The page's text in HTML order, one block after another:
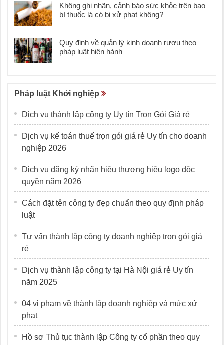
Không ghi nhãn, cảnh báo sức khỏe trên bao
bì thuốc lá có bị xử phạt không?
Quy định về quản lý kinh doanh rượu theo
pháp luật hiện hành
Pháp luật Khởi nghiệp
Dịch vụ thành lập công ty Uy tín Trọn Gói Giá rẻ
Dịch vụ kế toán thuế trọn gói giá rẻ Uy tín cho doanh
nghiệp 2026
Dịch vụ đăng ký nhãn hiệu thương hiệu logo độc
quyền năm 2026
Cách đặt tên công ty đẹp chuẩn theo quy định pháp
luật
Tư vấn thành lập công ty doanh nghiệp trọn gói giá
rẻ
Dịch vụ thành lập công ty tại Hà Nội giá rẻ Uy tín
năm 2025
04 vi phạm về thành lập doanh nghiệp và mức xử
phạt
Hồ sơ Thủ tục thành lập Công ty cổ phần theo quy